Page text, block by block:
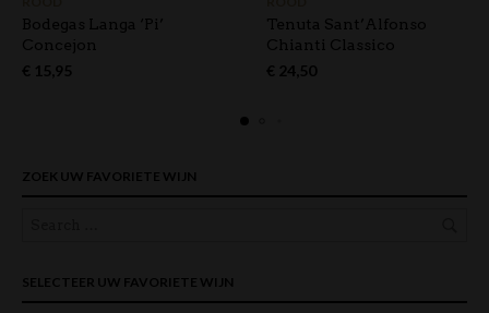
Bodegas Langa ‘Pi’
Concejon
€ 15,95
Tenuta Sant’Alfonso
Chianti Classico
€ 24,50
ZOEK UW FAVORIETE WIJN
SELECTEER UW FAVORIETE WIJN